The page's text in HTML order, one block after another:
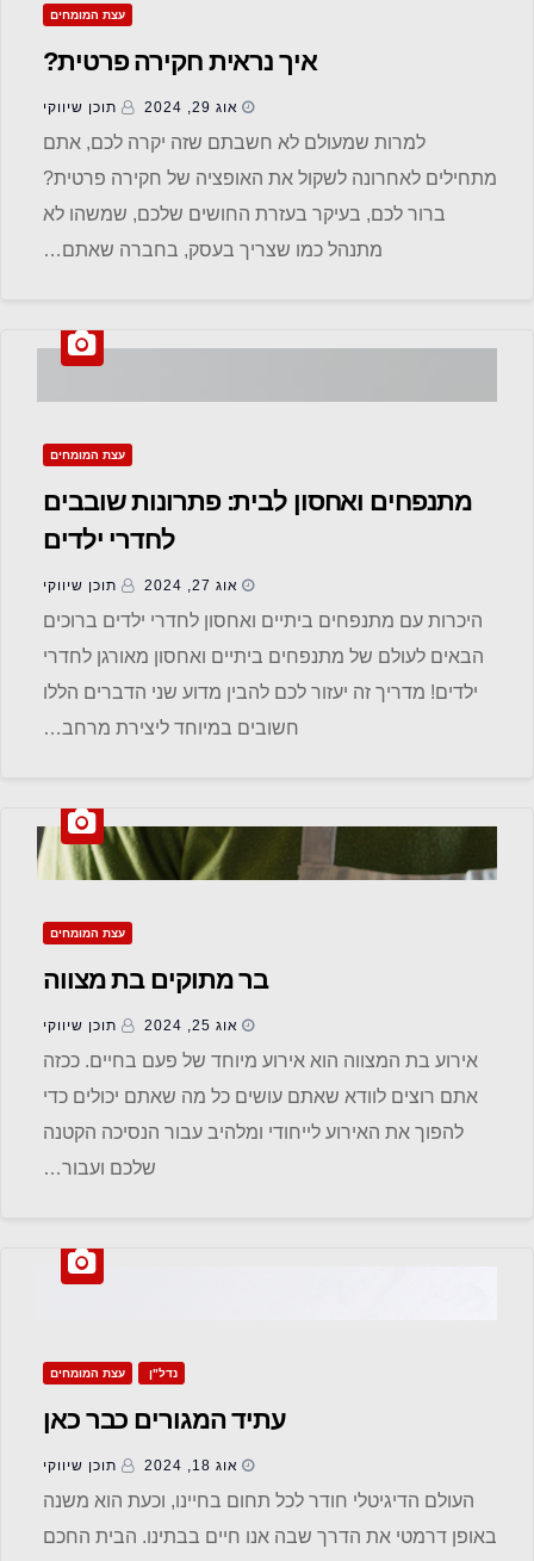
עצת המומחים
איך נראית חקירה פרטית?
אוג 29, 2024 תוכן שיווקי
למרות שמעולם לא חשבתם שזה יקרה לכם, אתם
מתחילים לאחרונה לשקול את האופציה של חקירה פרטית?
ברור לכם, בעיקר בעזרת החושים שלכם, שמשהו לא
מתנהל כמו שצריך בעסק, בחברה שאתם…
עצת המומחים
מתנפחים ואחסון לבית: פתרונות שובבים
לחדרי ילדים
אוג 27, 2024 תוכן שיווקי
היכרות עם מתנפחים ביתיים ואחסון לחדרי ילדים ברוכים
הבאים לעולם של מתנפחים ביתיים ואחסון מאורגן לחדרי
ילדים! מדריך זה יעזור לכם להבין מדוע שני הדברים הללו
חשובים במיוחד ליצירת מרחב…
עצת המומחים
בר מתוקים בת מצווה
אוג 25, 2024 תוכן שיווקי
אירוע בת המצווה הוא אירוע מיוחד של פעם בחיים. ככזה
אתם רוצים לוודא שאתם עושים כל מה שאתם יכולים כדי
להפוך את האירוע לייחודי ומלהיב עבור הנסיכה הקטנה
שלכם ועבור…
נדל"ן עצת המומחים
עתיד המגורים כבר כאן
אוג 18, 2024 תוכן שיווקי
העולם הדיגיטלי חודר לכל תחום בחיינו, וכעת הוא משנה
באופן דרמטי את הדרך שבה אנו חיים בבתינו. הבית החכם